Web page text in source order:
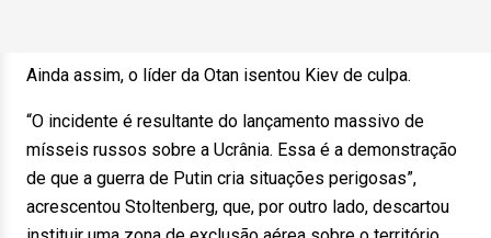
Ainda assim, o líder da Otan isentou Kiev de culpa.
“O incidente é resultante do lançamento massivo de
mísseis russos sobre a Ucrânia. Essa é a demonstração
de que a guerra de Putin cria situações perigosas”,
acrescentou Stoltenberg, que, por outro lado, descartou